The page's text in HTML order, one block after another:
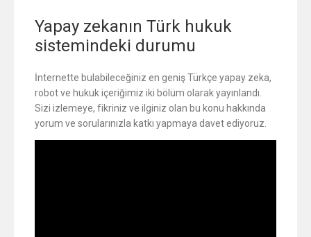
Yapay zekanın Türk hukuk
sistemindeki durumu
İnternette bulabileceğiniz en geniş Türkçe yapay zeka,
robot ve hukuk içeriğimiz iki bölüm olarak yayınlandı.
Sizi izlemeye, fikriniz ve ilginiz olan bu konu hakkında
yorum ve sorularınızla katkı yapmaya davet ediyoruz.